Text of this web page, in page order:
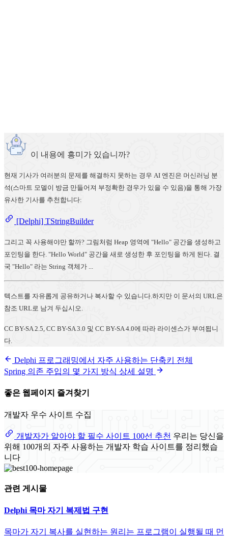
이 내용에 흥미가 있습니까?
현재 기사가 여러분의 문제를 해결하지 못하는 경우 AI 엔진은 머신러닝 분
석(스마트 모델이 방금 만들어져 부정확한 경우가 있을 수 있음)을 통해 가장
유사한 기사를 추천합니다:
[Delphi] TStringBuilder
그리고 꼭 사용해야만 할까? 그림처럼 Heap 영역에 "Hello" 공간을 생성하고
포인팅을 한다. "Hello World" 공간을 새로 생성한 후 포인팅을 하게 된다. 결
국 "Hello" 라는 String 객체가 ...
텍스트를 자유롭게 공유하거나 복사할 수 있습니다.하지만 이 문서의 URL은
참조 URL로 남겨 두십시오.
CC BY-SA 2.5, CC BY-SA 3.0 및 CC BY-SA 4.0에 따라 라이센스가 부여됩니
다.
Delphi 프로그래밍에서 자주 사용하는 단축키 전체
Spring 의존 주입의 몇 가지 방식 상세 설명
좋은 웹페이지 즐겨찾기
개발자 우수 사이트 수집
개발자가 알아야 할 필수 사이트 100선 추천 우리는 당신을
위해 100개의 자주 사용하는 개발자 학습 사이트를 정리했습
니다
관련 게시물
Delphi 목마 자기 복제법 구현
목마가 자기 복사를 실현하는 원리는 프로그램이 실행될 때 먼